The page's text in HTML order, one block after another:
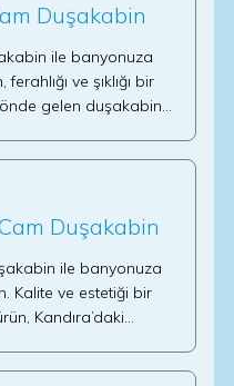
Duşakabin
ile banyonuza
ve şıklığı bir
önde gelen duşakabin…
Duşakabin
ile banyonuza
Kalite ve estetiği bir
Kandıra’daki…